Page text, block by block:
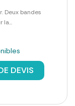
Deux bandes
la...
DEVIS